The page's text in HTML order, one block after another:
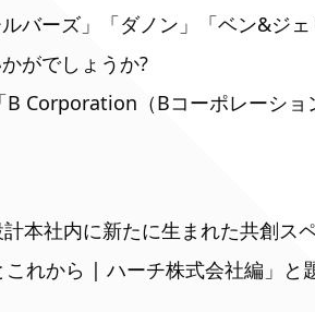
ルバーズ」「ダノン」「ベン&ジ
がでしょうか?
Corporation（Bコーポレーショ
本社内に新たに生まれた共創ス
れから | ハーチ株式会社編」と